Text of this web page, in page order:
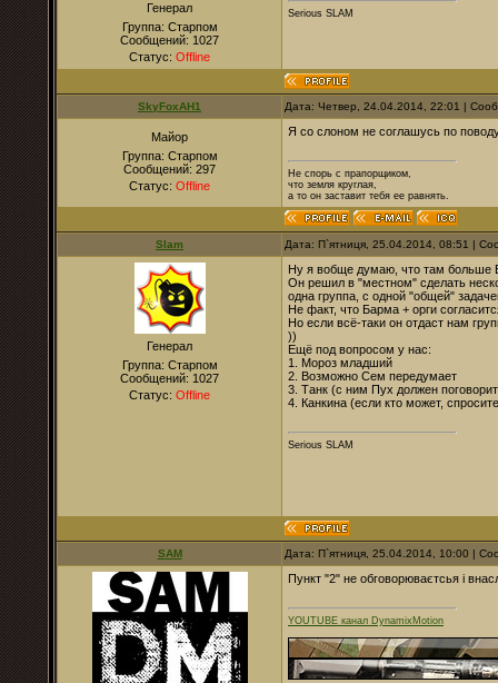
Генерал
Группа: Старпом
Сообщений: 1027
Статус: Offline
Serious SLAM
SkyFoxAH1 Дата: Четвер, 24.04.2014, 22:01 |
Майор
Группа: Старпом
Сообщений: 297
Статус: Offline
Я со слоном не соглашусь по
Не спорь с прапорщиком,
что земля круглая,
а то он заставит тебя ее равнять.
Slam Дата: П`ятниця, 25.04.2014, 08:51 |
Генерал
Группа: Старпом
Сообщений: 1027
Статус: Offline
Ну я вобще думаю, что там больше
Он решил в "местном" сделать
одна группа, с одной "общей"
Не факт, что Барма + орги
Но если всё-таки он отдаст нам
))
Ещё под вопросом у нас:
1. Мороз младший
2. Возможно Сем передумает
3. Танк (с ним Пух должен
4. Канкина (если кто может,
Serious SLAM
SAM Дата: П`ятниця, 25.04.2014, 10:00 |
Пункт "2" не обговорюваєтсья і
YOUTUBE канал DynamixMotion